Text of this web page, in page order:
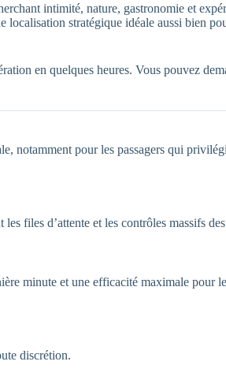
intimité, nature, gastronomie et
stratégique idéale aussi bien
en quelques heures. Vous pouvez
notamment pour les passagers qui
files d’attente et les contrôles massifs
minute et une efficacité maximale pour
discrétion.